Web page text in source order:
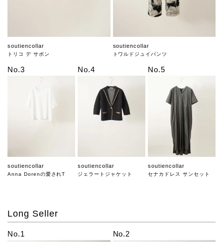
soutiencollar
トリコ デ サボン
soutiencollar
トワルドジュイパンツ
No.3
soutiencollar
Anna Dorenの愛されT
No.4
soutiencollar
ジェラートジャケット
No.5
soutiencollar
セナカドレス サンセット
Long Seller
No.1 No.2